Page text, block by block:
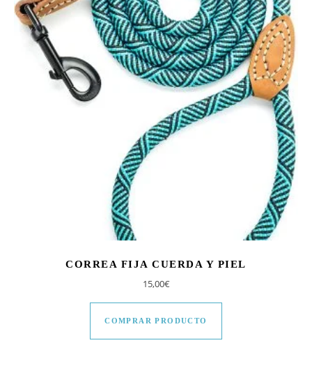
CORREA FIJA CUERDA Y PIEL
15,00€
COMPRAR PRODUCTO